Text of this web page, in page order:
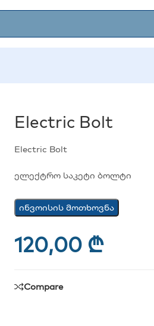
Electric Bolt
Electric Bolt
ელექტრო საკეტი ბოლტი
ინვოისის მოთხოვნა
120,00 ₾
Compare